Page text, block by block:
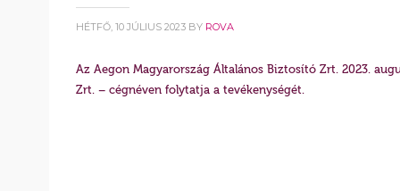
HÉTFŐ, 10 JÚLIUS 2023 BY ROVA
Az Aegon Magyarország Általános Biztosító Zrt. 2023.
Zrt. – cégnéven folytatja a tevékenységét.